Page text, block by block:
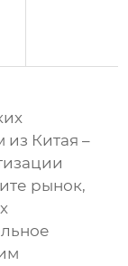
из Китая –
рынок,